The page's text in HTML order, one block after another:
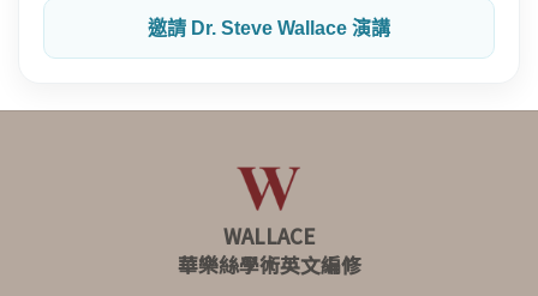
邀請 Dr. Steve Wallace 演講
WALLACE
華樂絲學術英文編修